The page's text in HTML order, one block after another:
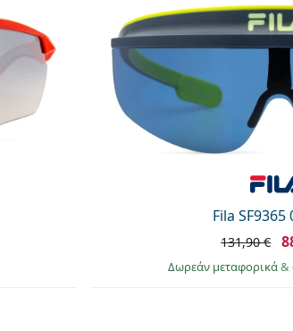
Fila SF9365
131,90 €
Δωρεάν μεταφορικά&